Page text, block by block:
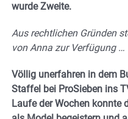
wurde Zweite.
Aus rechtlichen Gründen
von Anna zur Verfügung …
Völlig unerfahren in dem
Staffel bei ProSieben ins
Laufe der Wochen konnte